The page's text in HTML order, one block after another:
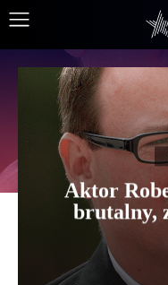
Aktor
brutalny,